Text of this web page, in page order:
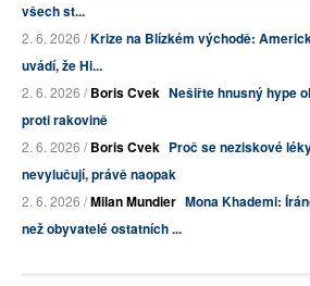
všech st...
2. 6. 2026 /Krize na Blízkém východě:
uvádí, že Hi...
2. 6. 2026 /Boris Cvek Nešiřte hnusný hype
proti rakovině
2. 6. 2026 /Boris Cvek Proč se neziskové
nevylučují, právě naopak
2. 6. 2026 /Milan Mundier Mona Khademi:
než obyvatelé ostatních ...